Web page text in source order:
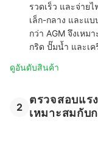
รวดเร็ว และจ่าย
เล็ก-กลาง และแ
กว่า AGM จึงเหม
กริด ปั๊มน้ำ และเ
ดูอันดับสินค้า
2
ตรวจสอบแร
เหมาะสมกับ